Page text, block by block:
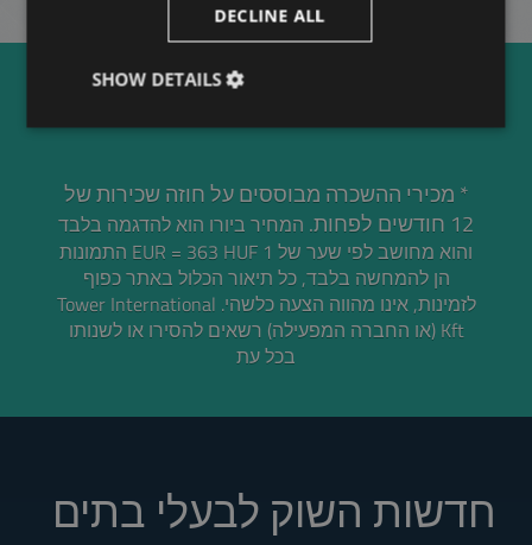
* מכירי ההשכרה מבוססים על חוזה שכירות של
12 חודשים לפחות.
המחיר ביורו הוא להדגמה בלבד
והוא מחושב לפי שער של 1 EUR = 363 HUF התמונות
הן להמחשה בלבד, כל תיאור הכלול באתר כפוף
לזמינות, אינו מהווה הצעה כלשהי. Tower International
Kft (או החברה המפעילה) רשאים להסירו או לשנותו
בכל עת
חדשות השוק לבעלי בתים
DECLINE ALL
SHOW DETAILS